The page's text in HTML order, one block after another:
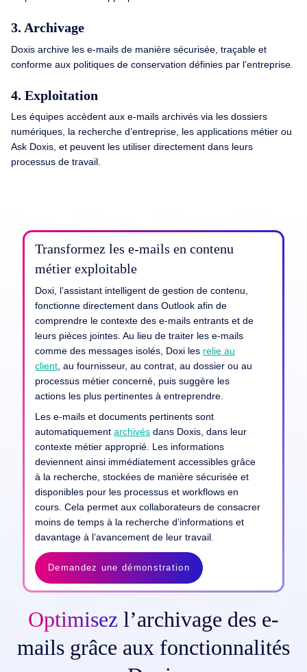
3. Archivage
Doxis archive les e-mails de manière sécurisée, traçable et
conforme aux politiques de conservation définies par l’entreprise.
4. Exploitation
Les équipes accèdent aux e-mails archivés via les dossiers
numériques, la recherche d’entreprise, les applications métier ou
Ask Doxis, et peuvent les utiliser directement dans leurs
processus de travail.
Transformez les e-mails en contenu
métier exploitable
Doxi, l’assistant intelligent de gestion de contenu,
fonctionne directement dans Outlook afin de
comprendre le contexte des e-mails entrants et de
leurs pièces jointes. Au lieu de traiter les e-mails
comme des messages isolés, Doxi les relie au
client , au fournisseur, au contrat, au dossier ou au
processus métier concerné, puis suggère les
actions les plus pertinentes à entreprendre.
Les e-mails et documents pertinents sont
automatiquementarchivés dans Doxis, dans leur
contexte métier approprié. Les informations
deviennent ainsi immédiatement accessibles grâce
à la recherche, stockées de manière sécurisée et
disponibles pour les processus et workflows en
cours. Cela permet aux collaborateurs de consacrer
moins de temps à la recherche d’informations et
davantage à l’avancement de leur travail.
Demandez une démonstration
Optimisez l’archivage des e-
mails grâce aux fonctionnalités